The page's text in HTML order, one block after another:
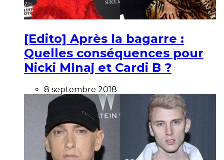
[Edito] Après la bagarre :
Quelles conséquences pour
Nicki MInaj et Cardi B ?
8 septembre 2018